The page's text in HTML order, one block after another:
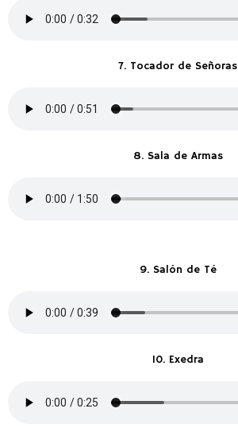
7. Tocador de Señoras
8. Sala de Armas
9. Salón de Té
10. Exedra